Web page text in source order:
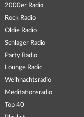
2000er Radio
Rock Radio
Oldie Radio
Schlager Radio
Party Radio
Lounge Radio
Weihnachtsradio
Meditationsradio
Top 40